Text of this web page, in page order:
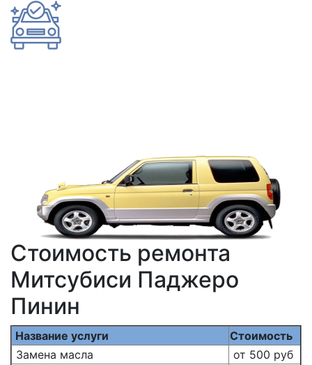
Стоимость ремонта
Митсубиси Паджеро
Пинин
Название услуги
Стоимость
Замена масла
от 500 руб